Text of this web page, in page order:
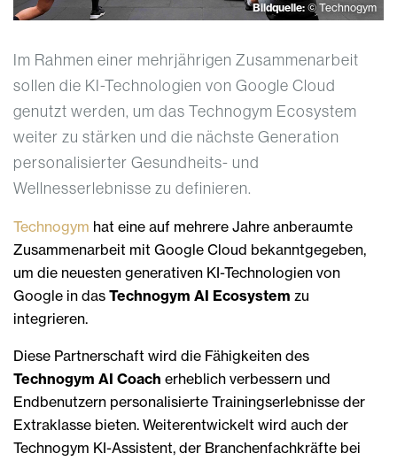
Bildquelle: © Technogym
Im Rahmen einer mehrjährigen Zusammenarbeit
sollen die KI-Technologien von Google Cloud
genutzt werden, um das Technogym Ecosystem
weiter zu stärken und die nächste Generation
personalisierter Gesundheits- und
Wellnesserlebnisse zu definieren.
Technogym hat eine auf mehrere Jahre anberaumte
Zusammenarbeit mit Google Cloud bekanntgegeben,
um die neuesten generativen KI-Technologien von
Google in das Technogym AI Ecosystem zu
integrieren.
Diese Partnerschaft wird die Fähigkeiten des
Technogym AI Coach erheblich verbessern und
Endbenutzern personalisierte Trainingserlebnisse der
Extraklasse bieten. Weiterentwickelt wird auch der
Technogym KI-Assistent, der Branchenfachkräfte bei